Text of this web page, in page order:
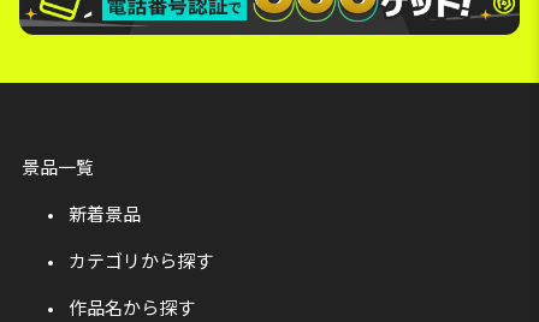
景品一覧
新着景品
カテゴリから探す
作品名から探す